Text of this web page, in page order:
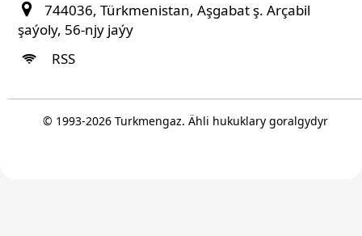
744036, Türkmenistan, Aşgabat ş. Arçabil
şaýoly, 56-njy jaýy
RSS
© 1993-2026Turkmengaz. Ähli hukuklary goralgydyr